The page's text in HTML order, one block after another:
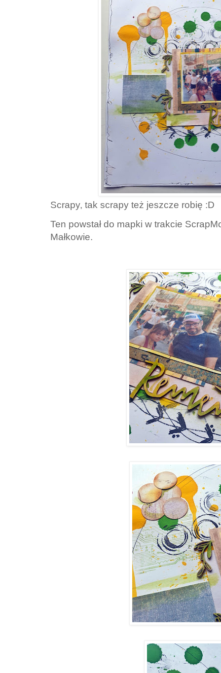
Scrapy, tak scrapy też jeszcze robię :D
Ten powstał do mapki w trakcie
Małkowie.